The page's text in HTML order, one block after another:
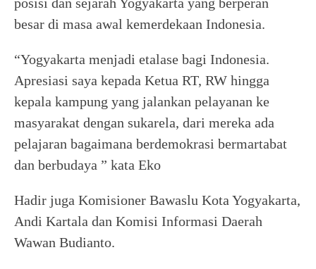
besar di masa awal kemerdekaan Indonesia.
“Yogyakarta menjadi etalase bagi Indonesia.
Apresiasi saya kepada Ketua RT, RW hingga
kepala kampung yang jalankan pelayanan ke
masyarakat dengan sukarela, dari mereka ada
pelajaran bagaimana berdemokrasi bermartabat
dan berbudaya ” kata Eko
Hadir juga Komisioner Bawaslu Kota Yogyakarta,
Andi Kartala dan Komisi Informasi Daerah
Wawan Budianto.